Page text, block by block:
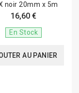
noir 20mm x 5m
16,60 €
En Stock
AU PANIER